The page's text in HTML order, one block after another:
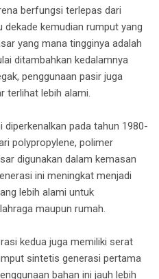
berfungsi terlepas dari
kemudian rumput yang
yang mana tingginya adalah
ditambahkan kedalamnya
penggunaan pasir juga
terlihat lebih alami.
pada tahun 1980-
polypropylene, polimer
digunakan dalam kemasan
ini meningkat menjadi
lebih alami untuk
maupun rumah.
kedua juga memiliki serat
sintetis generasi pertama
bahan ini jauh lebih